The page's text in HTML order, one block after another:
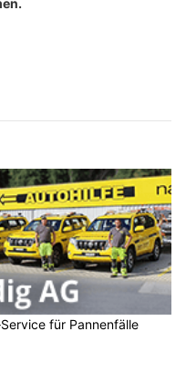
für Pannenfälle